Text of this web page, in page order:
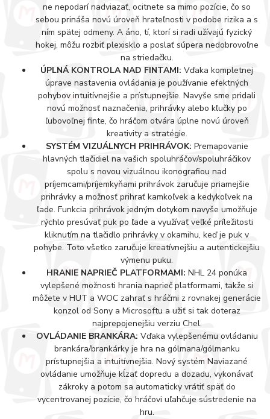
ne nepodarí nadviazať, ocitnete sa mimo pozície, čo so
sebou prináša novú úroveň hrateľnosti v podobe rizika a s
ním spätej odmeny. A áno, tí, ktorí si radi užívajú fyzický
hokej, môžu rozbiť plexisklo a poslať súpera nedobrovoľne
na striedačku.
ÚPLNÁ KONTROLA NAD FINTAMI: Vďaka kompletnej
úprave nastavenia ovládania je používanie efektných
pohybov intuitívnejšie a prístupnejšie. Navyše sme pridali
novú možnosť naznačenia, prihrávky alebo kľučky po
ľubovoľnej finte, čo hráčom otvára úplne novú úroveň
kreativity a stratégie.
SYSTÉM VIZUÁLNYCH PRIHRÁVOK: Premapovanie
hlavných tlačidiel na vašich spoluhráčov/spoluhráčikov
spolu s novou vizuálnou ikonografiou nad
príjemcami/príjemkyňami prihrávok zaručuje priamejšie
prihrávky a možnosť prihrať kamkoľvek a kedykoľvek na
ľade. Funkcia prihrávok jedným dotykom navyše umožňuje
rýchlo presúvať puk po ľade a využívať veľké príležitosti
kliknutím na tlačidlo prihrávky v okamihu, keď je puk v
pohybe. Toto všetko zaručuje kreatívnejšiu a autentickejšiu
výmenu puku.
HRANIE NAPRIEČ PLATFORMAMI: NHL 24 ponúka
vylepšené možnosti hrania naprieč platformami, takže si
môžete v HUT a WOC zahrať s hráčmi z rovnakej generácie
konzol od Sony a Microsoftu a užiť si tak doteraz
najprepojenejšiu verziu Chel.
OVLÁDANIE BRANKÁRA: Vďaka vylepšenému ovládaniu
brankára/brankárky je hra na gólmana/gólmanku
prístupnejšia a intuitívnejšia. Nový systém Naviazané
ovládanie umožňuje kĺzať dopredu a dozadu, vykonávať
zákroky a potom sa automaticky vrátiť späť do
vycentrovanej pozície, čo hráčovi uľahčuje sústredenie na
hru.